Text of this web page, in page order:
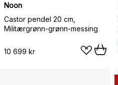
Noon
Castor pendel 20 cm,
Militærgrønn-grønn-messing
10 699 kr